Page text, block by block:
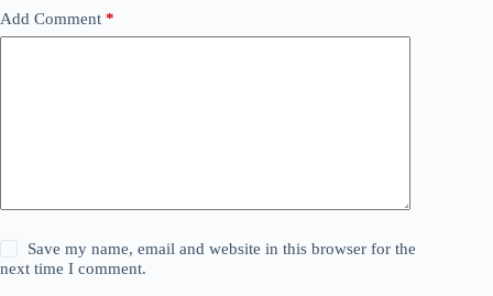
Add Comment *
Save my name, email and website in this browser for the
next time I comment.